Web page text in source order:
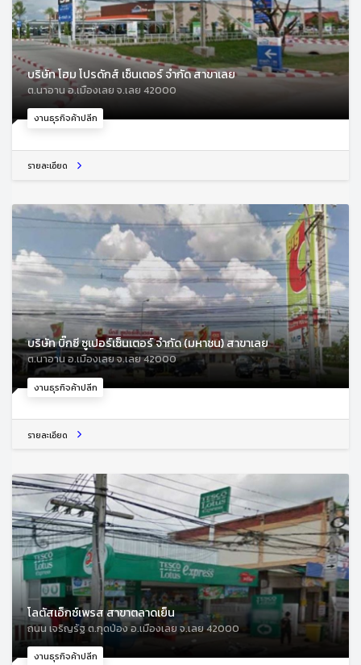
งานธุรกิจค้าปลีก
บริษัท โฮม โปรดักส์ เซ็นเตอร์ จำกัด สาขาเลย
ต.นาอาน อ.เมืองเลย จ.เลย 42000
รายละเอียด
งานธุรกิจค้าปลีก
บริษัท บิ๊กซี ซูเปอร์เซ็นเตอร์ จำกัด (มหาชน) สาขาเลย
ต.นาอาน อ.เมืองเลย จ.เลย 42000
รายละเอียด
งานธุรกิจค้าปลีก
โลตัสเอ็กซ์เพรส สาขาตลาดเย็น
ถนน เจริญรัฐ ต.กุดป่อง อ.เมืองเลย จ.เลย 42000